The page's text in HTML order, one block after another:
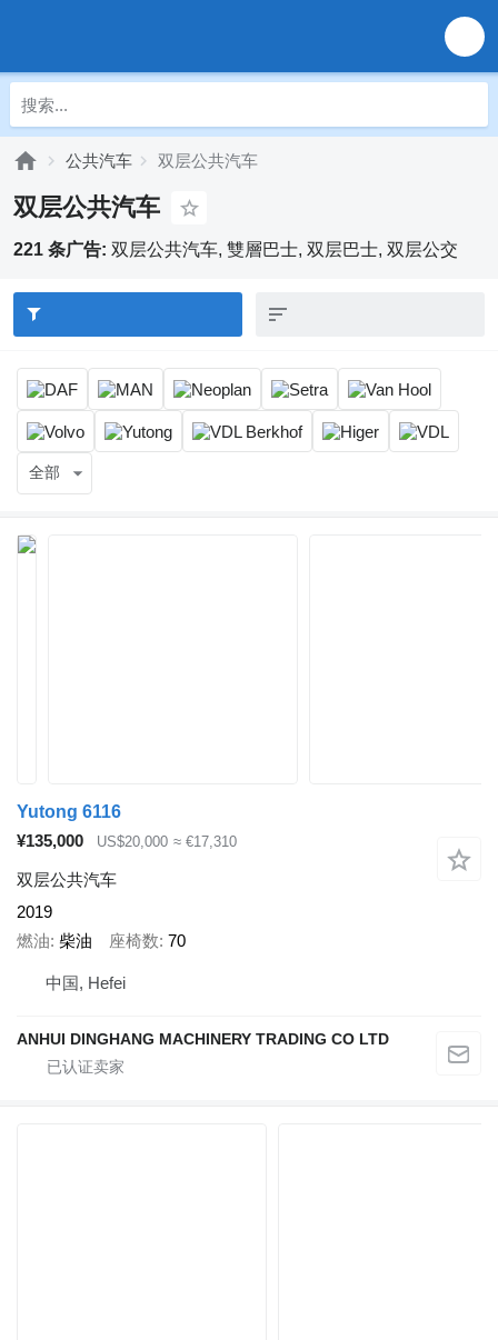
公共汽车 双层公共汽车
双层公共汽车
221 条广告: 双层公共汽车, 雙層巴士, 双层巴士, 双层公交
全部
Yutong 6116
¥135,000
US$20,000 ≈ €17,310
双层公共汽车
2019
燃油 柴油 座椅数 70
中国, Hefei
ANHUI DINGHANG MACHINERY TRADING CO LTD